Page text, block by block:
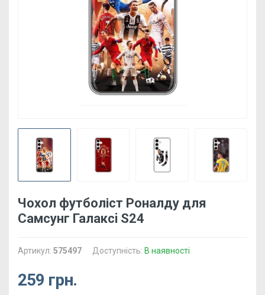
Чохол футболіст Роналду для
Самсунг Галаксi S24
Артикул: 575497 Доступність: В наявності
259 грн.